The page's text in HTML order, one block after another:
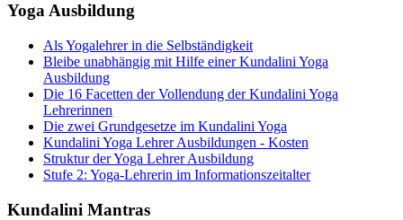
Yoga Ausbildung
Als Yogalehrer in die Selbständigkeit
Bleibe unabhängig mit Hilfe einer Kundalini Yoga
Ausbildung
Die 16 Facetten der Vollendung der Kundalini Yoga
Lehrerinnen
Die zwei Grundgesetze im Kundalini Yoga
Kundalini Yoga Lehrer Ausbildungen - Kosten
Struktur der Yoga Lehrer Ausbildung
Stufe 2: Yoga-Lehrerin im Informationszeitalter
Kundalini Mantras